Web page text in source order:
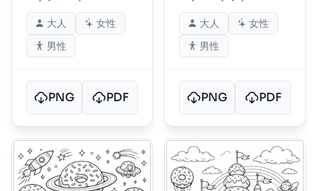
大人
女性
男性
PNG PDF
大人
女性
男性
PNG PDF